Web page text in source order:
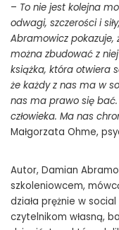
– To nie jest kolejna
odwagi, szczerości i
Abramowicz pokazuje,
można zbudować z
książka, która otwiera
że każdy z nas ma w
nas ma prawo się
człowieka. Ma nas
Małgorzata Ohme,
Autor, Damian
szkoleniowcem,
działa prężnie w
czytelnikom własną,